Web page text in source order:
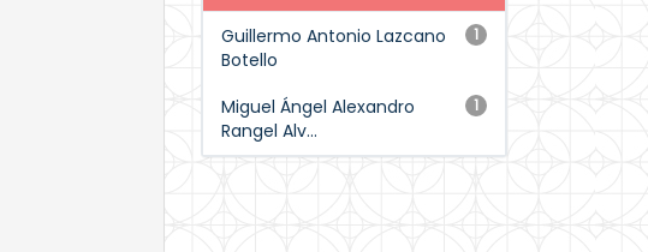
1
Guillermo Antonio Lazcano
Botello
1
Miguel Ángel Alexandro
Rangel Alv...